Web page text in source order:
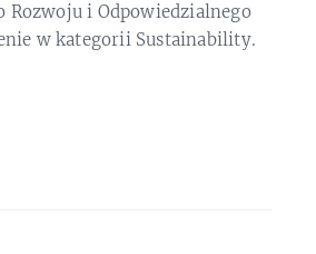
Rozwoju i Odpowiedzialnego
w kategorii Sustainability.